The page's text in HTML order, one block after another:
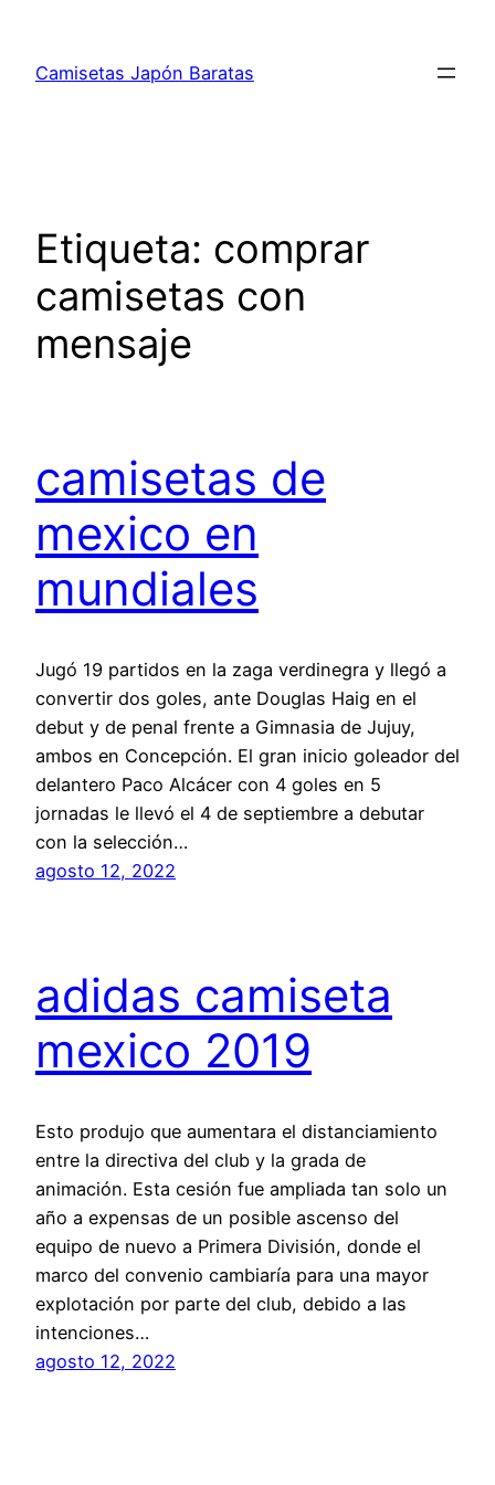
contenido
Camisetas Japón Baratas
Etiqueta: comprar
camisetas con
mensaje
camisetas de
mexico en
mundiales
Jugó 19 partidos en la zaga verdinegra y llegó a
convertir dos goles, ante Douglas Haig en el
debut y de penal frente a Gimnasia de Jujuy,
ambos en Concepción. El gran inicio goleador del
delantero Paco Alcácer con 4 goles en 5
jornadas le llevó el 4 de septiembre a debutar
con la selección…
agosto 12, 2022
adidas camiseta
mexico 2019
Esto produjo que aumentara el distanciamiento
entre la directiva del club y la grada de
animación. Esta cesión fue ampliada tan solo un
año a expensas de un posible ascenso del
equipo de nuevo a Primera División, donde el
marco del convenio cambiaría para una mayor
explotación por parte del club, debido a las
intenciones…
agosto 12, 2022